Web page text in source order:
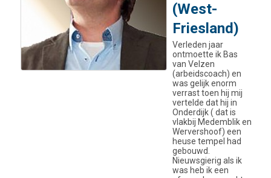
(West-
Friesland)
Verleden jaar
ontmoette ik Bas
van Velzen
(arbeidscoach) en
was gelijk enorm
verrast toen hij mij
vertelde dat hij in
Onderdijk ( dat is
vlakbij Medemblik en
Wervershoof) een
heuse tempel had
gebouwd.
Nieuwsgierig als ik
was heb ik een